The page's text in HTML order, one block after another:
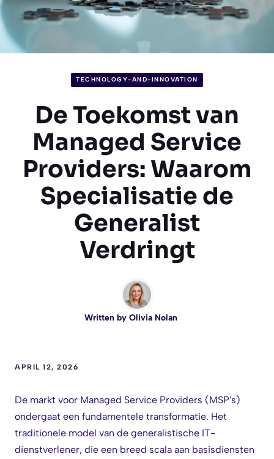
TECHNOLOGY-AND-INNOVATION
De Toekomst van
Managed Service
Providers: Waarom
Specialisatie de
Generalist
Verdringt
Written by Olivia Nolan
APRIL 12, 2026
De markt voor Managed Service Providers (MSP's)
ondergaat een fundamentele transformatie. Het
traditionele model van de generalistische IT-
dienstverlener, die een breed scala aan basisdiensten